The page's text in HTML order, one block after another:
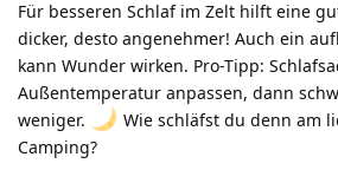
Für besseren Schlaf im Zelt hilft eine
dicker, desto angenehmer! Auch ein
kann Wunder wirken. Pro-Tipp:
Außentemperatur anpassen, dann
weniger.
Wie schläfst du denn am
Camping?